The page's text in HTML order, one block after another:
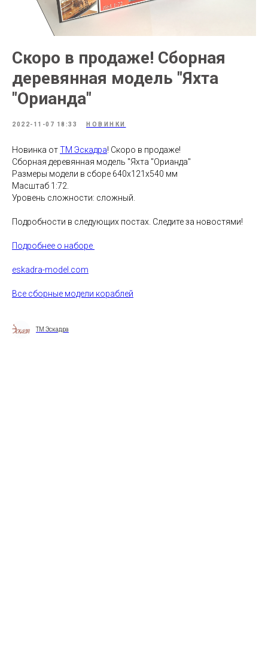
Скоро в продаже! Сборная
деревянная модель "Яхта
"Орианда"
2022-11-07 18:33 НОВИНКИ
Новинка отТМ Эскадра! Скоро в продаже!
Сборная деревянная модель "Яхта "Орианда"
Размеры модели в сборе 640х121х540 мм
Масштаб 1:72.
Уровень сложности: сложный.
Подробности в следующих постах. Следите за новостями!
Подробнее о наборе
eskadra-model.com
Все сборные модели кораблей
ТМ Эскадра